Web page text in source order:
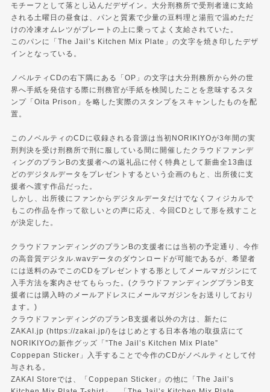
モチーフとして落とし込んだデザイン。大分刑務所で受刑者達に支給
される土曜日の昼食は、パンと質素で少量の豆料理と湯煎で温めただ
けの冷凍オムレツがプレートの上に乗ってよく支給されていた。
このパンに「The Jail’s Kitchen Mix Plate」の文字を焼き印したデザ
インとなっている。
ノベルティCDの右下隅にある「OP」の文字は大分刑務所から外の世
界へ手紙を発信する際に刑務官が手紙を検閲したことを意味するスタ
ンプ「Oita Prison」を略した実際のスタンプをスキャンしたものを配
置。
このノベルティのCDに収録される音源は当初NORIKIYOが3年間の実
刑判決を受け刑務所で刑に服している間に開催したクラウドファンデ
ィングのプランBの支援者への返礼品に付く特典として新曲全13曲ほ
どのデジタルデータをプレゼントするという企画のもと、出所後に支
援者へ渡す作品だった。
しかし、出所後にファンからデジタルデータだけでなくフィジカルで
もこの作品を作って欲しいとの声に応え、今回CDとして形を残すこと
が決定した。
クラウドファンディングのプランBの支援者には当初の予定通り、今作
の高音質デジタル.wavデータのダウンロードが可能であるが、希望者
には送料のみでこのCDをプレゼントする形としてメールマガジンにて
入手方法を案内させてもらった。(クラウドファンディングプランB支
援者には購入時のメールアドレスにメールマガジンをお送りしており
ます。)
クラウドファンディングのプランB支援者以外の方は、新たに
ZAKAI.jp (https://zakai.jp/)をはじめとする日本各地の取扱店にて
NORIKIYOの新作グッズ「”The Jail’s Kitchen Mix Plate”
Coppepan Sticker」入手することで今作のCDがノベルティとして付
与される。
ZAKAI Storeでは、「Coppepan Sticker」の他に「The Jail’s